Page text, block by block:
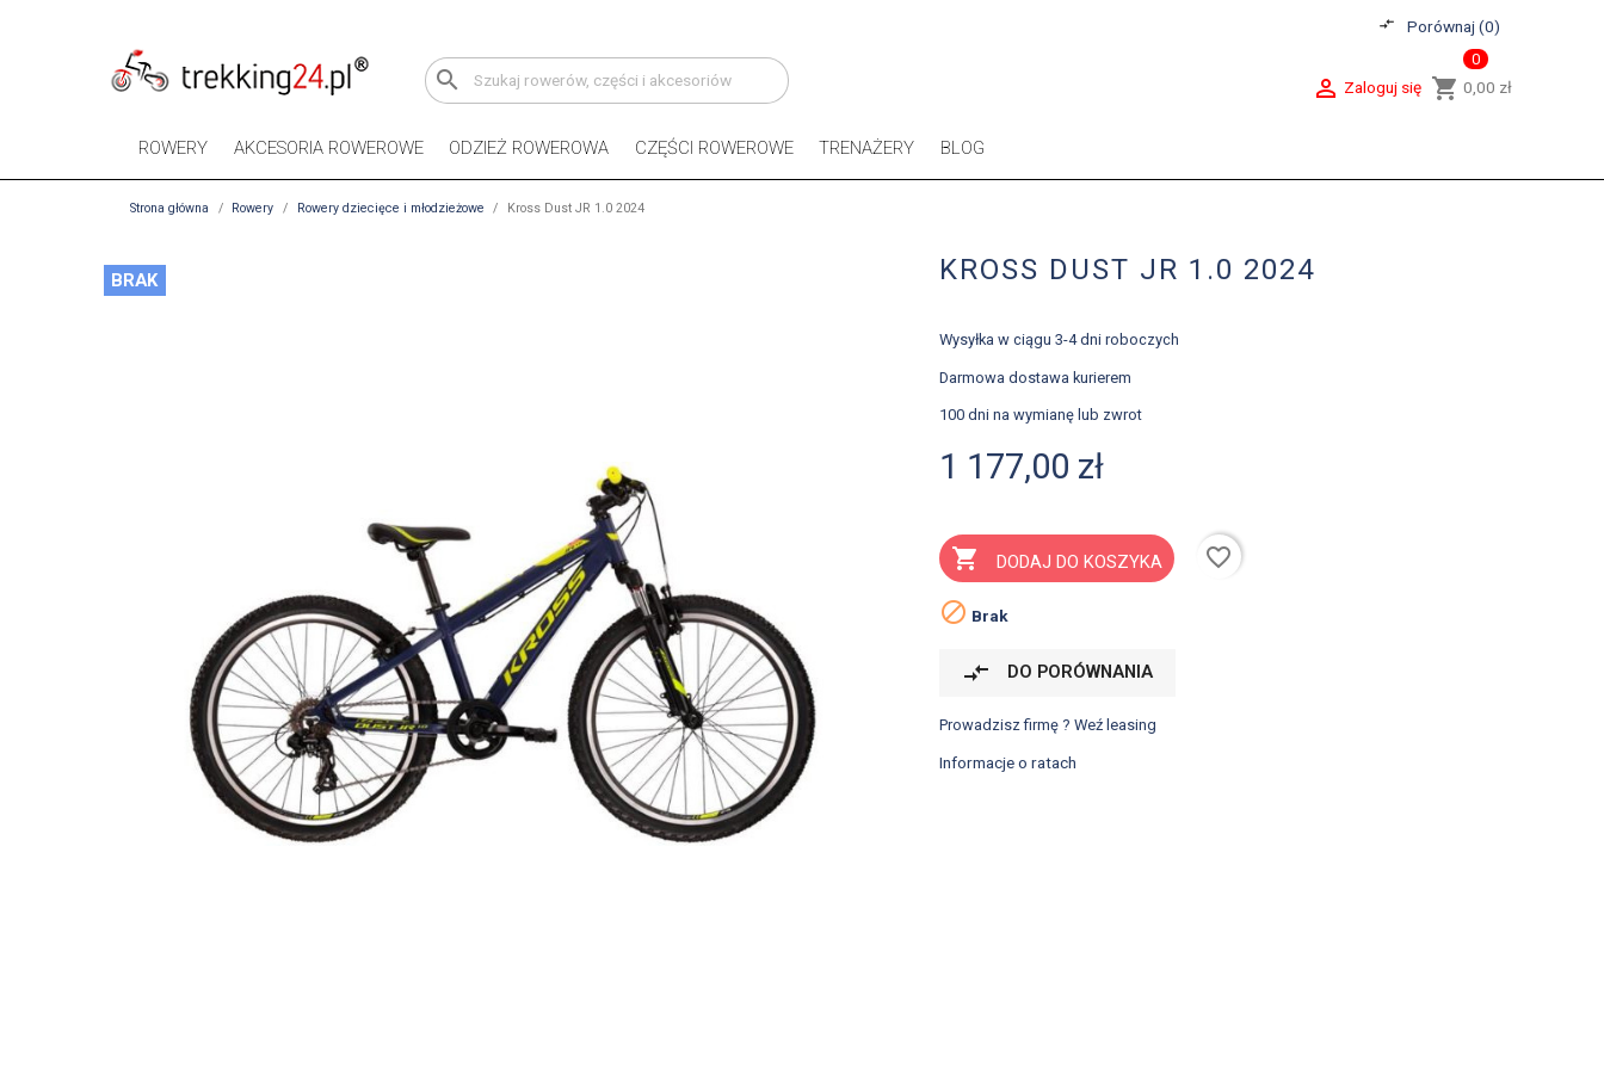
compare_arrows Porównaj (0)
search shopping_cart
0
0,00 zł
 Zaloguj się
ROWERY AKCESORIA ROWEROWE ODZIEŻ ROWEROWA CZĘŚCI ROWEROWE TRENAŻERY BLOG
Strona główna Rowery Rowery dziecięce i młodzieżowe Kross Dust JR 1.0 2024
BRAK KROSS DUST JR 1.0 2024
Wysyłka w ciągu 3-4 dni roboczych
Darmowa dostawa kurierem
100 dni na wymianę lub zwrot
1 177,00 zł
 DODAJ DO KOSZYKA
favorite_border
 Brak
compare_arrows DO PORÓWNANIA
Prowadzisz firmę ? Weź leasing
Informacje o ratach